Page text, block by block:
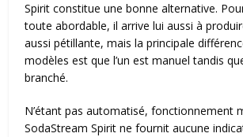
Spirit constitue une bonne alternative.
toute abordable, il arrive lui aussi à
aussi pétillante, mais la principale
modèles est que l’un est manuel tandis
branché.
N’étant pas automatisé, fonctionnement
SodaStream Spirit ne fournit aucune